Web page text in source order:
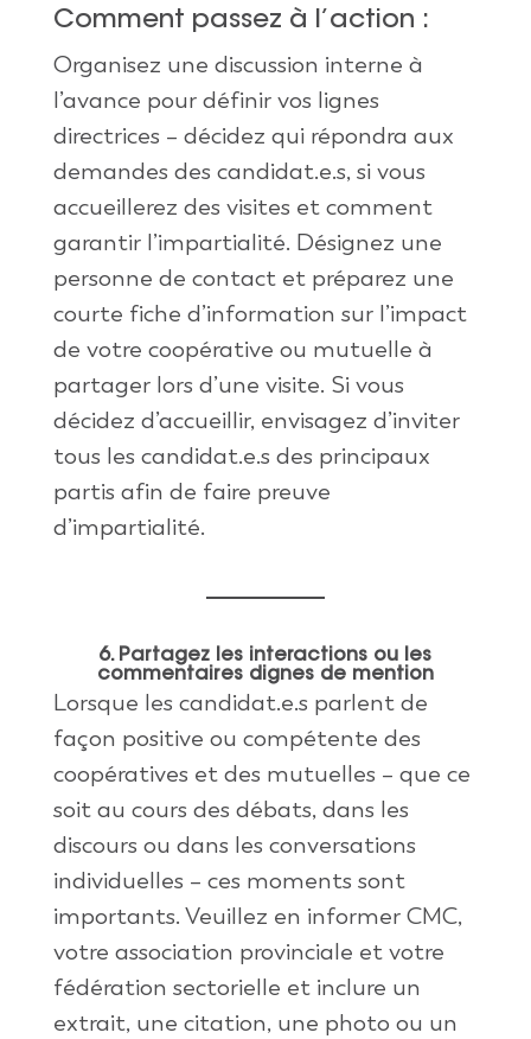
Comment passez à l’action :
Organisez une discussion interne à
l’avance pour définir vos lignes
directrices – décidez qui répondra aux
demandes des candidat.e.s, si vous
accueillerez des visites et comment
garantir l’impartialité. Désignez une
personne de contact et préparez une
courte fiche d’information sur l’impact
de votre coopérative ou mutuelle à
partager lors d’une visite. Si vous
décidez d’accueillir, envisagez d’inviter
tous les candidat.e.s des principaux
partis afin de faire preuve
d’impartialité.
6. Partagez les interactions ou les
commentaires dignes de mention
Lorsque les candidat.e.s parlent de
façon positive ou compétente des
coopératives et des mutuelles – que ce
soit au cours des débats, dans les
discours ou dans les conversations
individuelles – ces moments sont
importants. Veuillez en informer CMC,
votre association provinciale et votre
fédération sectorielle et inclure un
extrait, une citation, une photo ou un